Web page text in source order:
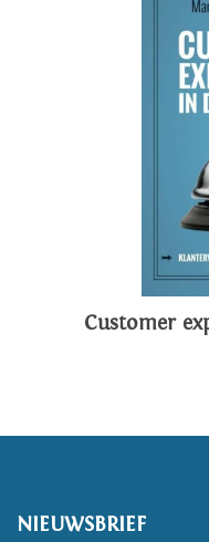
Customer
NIEUWSBRIEF